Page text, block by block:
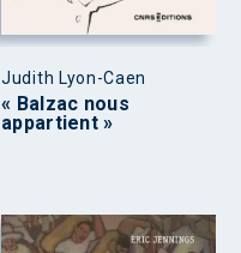
Judith Lyon-Caen
« Balzac nous
appartient »